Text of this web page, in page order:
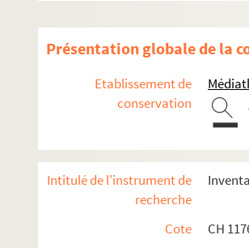
Présentation globale de la
Etablissement de
conservation
Intitulé de l'instrument de
recherche
Cote
CH
CHE 11838-379 à
CHE 11838-381 à CHE
CHE 11838-383. Lettre
CHE 11838-58 à
CHE 11768-38 à CHE